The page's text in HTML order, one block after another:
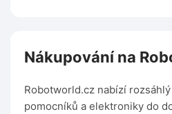
Nákupování na
Robotworld.cz nabízí
pomocníků a elektroniky do